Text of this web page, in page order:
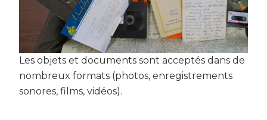
Les objets et documents sont acceptés dans de
nombreux formats (photos, enregistrements
sonores, films, vidéos).